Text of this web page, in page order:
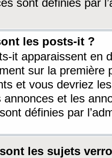
sont définies par
les posts-it ?
it apparaissent en
sur la première
et vous devriez
annonces et les
définies par
les sujets